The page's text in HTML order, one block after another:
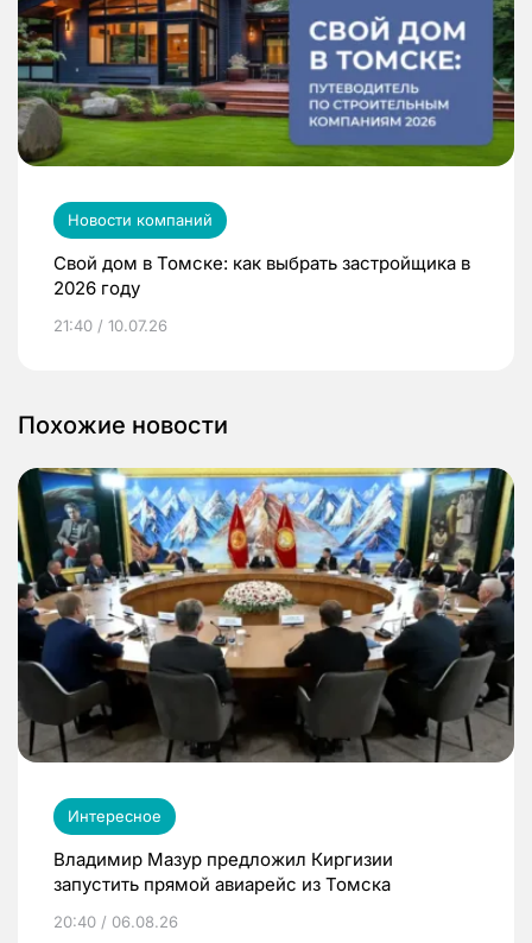
Новости компаний
Свой дом в Томске: как выбрать застройщика в
2026 году
21:40 / 10.07.26
Похожие новости
Интересное
Владимир Мазур предложил Киргизии
запустить прямой авиарейс из Томска
20:40 / 06.08.26